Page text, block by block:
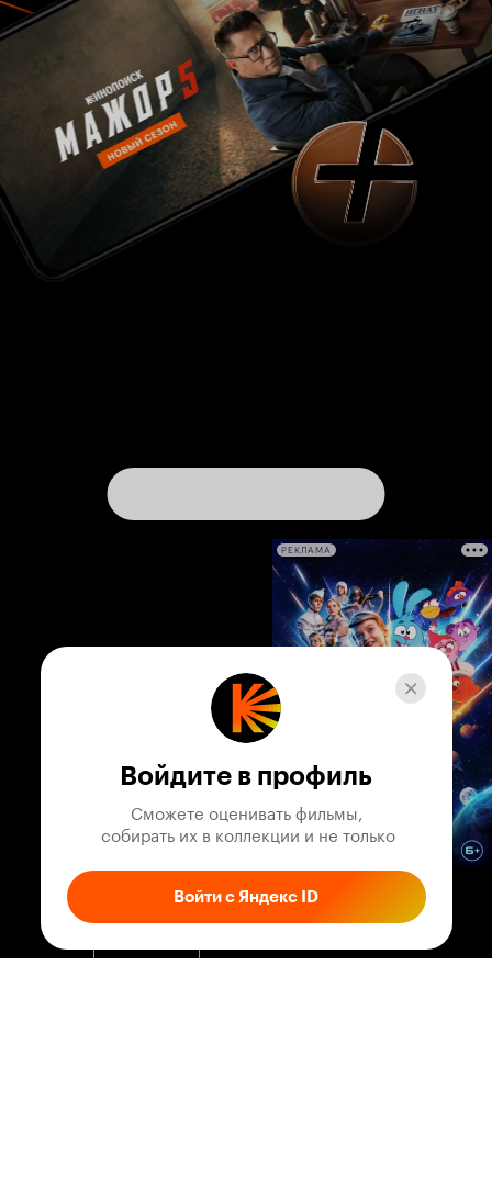
Соглашение
Правила рекомендаций
Кинопоиск PRO
РЕКЛАМА
Войдите в профиль
Сможете оценивать фильмы,
собирать их в коллекции и не только
Войти с Яндекс ID